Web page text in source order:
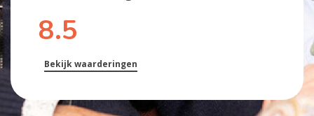
8.5
Bekijk waarderingen